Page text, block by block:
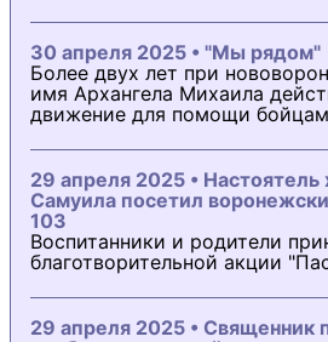
30 апреля 2025 • "Мы рядом"
Более двух лет при
имя Архангела Михаила
движение для помощи
29 апреля 2025 • Настоятель
Самуила посетил
103
Воспитанники и родители
благотворительной акции
29 апреля 2025 • Священник